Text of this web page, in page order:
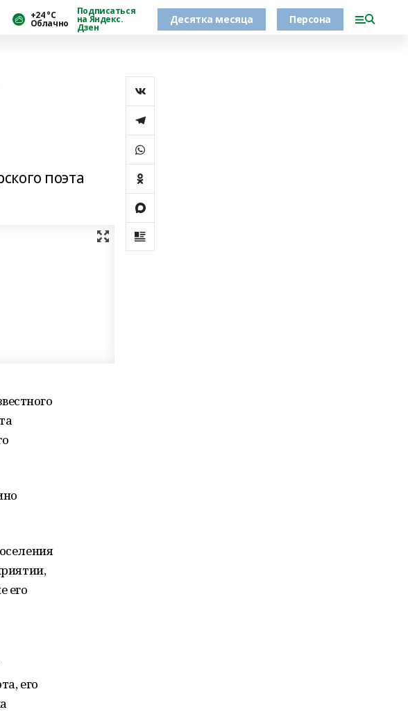
+24 °С
Облачно
Подписаться
на Яндекс.
Дзен
Десятка месяца Персона
поэта
его
его